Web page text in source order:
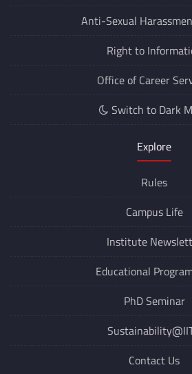
Anti-Sexual
Right to
Office of Career
Switch to Dark
Explore
Rules
Campus Life
Institute
Educational
PhD Seminar
Contact Us